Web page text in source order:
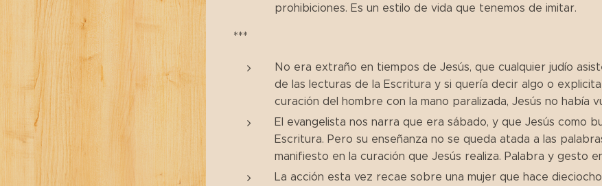
prohibiciones. Es un estilo de vida que tenemos de imitar.
***
No era extraño en tiempos de Jesús, que cualquier judío
de las lecturas de la Escritura y si quería decir algo o
curación del hombre con la mano paralizada, Jesús no había
El evangelista nos narra que era sábado, y que Jesús como
Escritura. Pero su enseñanza no se queda atada a las
manifiesto en la curación que Jesús realiza. Palabra y gesto
La acción esta vez recae sobre una mujer que hace